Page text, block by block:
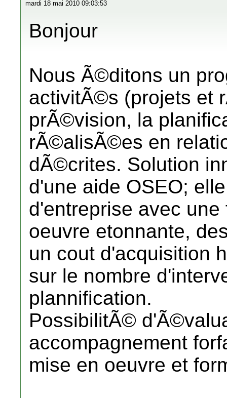
mardi 18 mai 2010 09:03:53
Bonjour
Nous Ã©ditons un
activitÃ©s (projets et
prÃ©vision, la
rÃ©alisÃ©es en
dÃ©crites. Solution
d'une aide OSEO;
d'entreprise avec
oeuvre etonnante,
un cout d'acquisition
sur le nombre
plannification.
PossibilitÃ©
accompagnement
mise en oeuvre et